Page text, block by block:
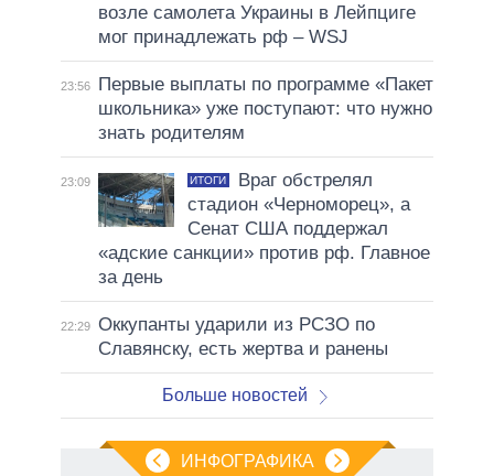
возле самолета Украины в Лейпциге
мог принадлежать рф – WSJ
23:56
Первые выплаты по программе «Пакет
школьника» уже поступают: что нужно
знать родителям
23:09 ИТОГИ
Враг обстрелял
стадион «Черноморец», а
Сенат США поддержал
«адские санкции» против рф. Главное
за день
22:29 Оккупанты ударили из РСЗО по
Славянску, есть жертва и ранены
Больше новостей
ИНФОГРАФИКА